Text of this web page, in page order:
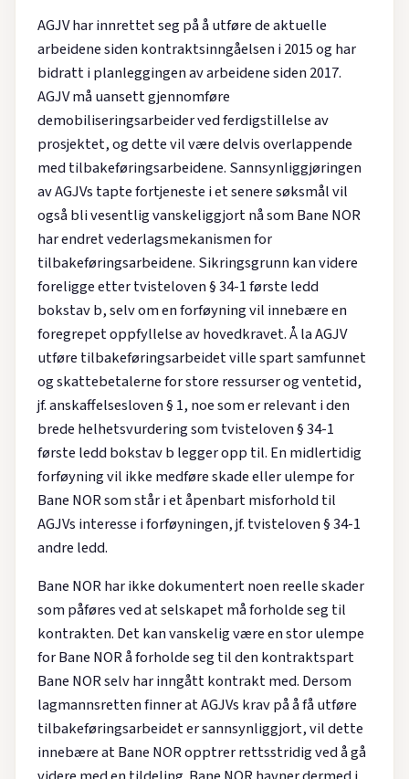
AGJV har innrettet seg på å utføre de aktuelle
arbeidene siden kontraktsinngåelsen i 2015 og har
bidratt i planleggingen av arbeidene siden 2017.
AGJV må uansett gjennomføre
demobiliseringsarbeider ved ferdigstillelse av
prosjektet, og dette vil være delvis overlappende
med tilbakeføringsarbeidene. Sannsynliggjøringen
av AGJVs tapte fortjeneste i et senere søksmål vil
også bli vesentlig vanskeliggjort nå som Bane NOR
har endret vederlagsmekanismen for
tilbakeføringsarbeidene. Sikringsgrunn kan videre
foreligge etter tvisteloven § 34-1 første ledd
bokstav b, selv om en forføyning vil innebære en
foregrepet oppfyllelse av hovedkravet. Å la AGJV
utføre tilbakeføringsarbeidet ville spart samfunnet
og skattebetalerne for store ressurser og ventetid,
jf. anskaffelsesloven § 1, noe som er relevant i den
brede helhetsvurdering som tvisteloven § 34-1
første ledd bokstav b legger opp til. En midlertidig
forføyning vil ikke medføre skade eller ulempe for
Bane NOR som står i et åpenbart misforhold til
AGJVs interesse i forføyningen, jf. tvisteloven § 34-1
andre ledd.
Bane NOR har ikke dokumentert noen reelle skader
som påføres ved at selskapet må forholde seg til
kontrakten. Det kan vanskelig være en stor ulempe
for Bane NOR å forholde seg til den kontraktspart
Bane NOR selv har inngått kontrakt med. Dersom
lagmannsretten finner at AGJVs krav på å få utføre
tilbakeføringsarbeidet er sannsynliggjort, vil dette
innebære at Bane NOR opptrer rettsstridig ved å gå